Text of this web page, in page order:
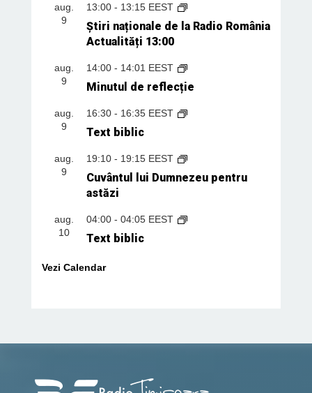
aug.
9
13:00- 13:15 EEST
Știri naționale de la Radio România
Actualități 13:00
aug.
9
14:00- 14:01 EEST
Minutul de reflecție
aug.
9
16:30- 16:35 EEST
Text biblic
aug.
9
19:10- 19:15 EEST
Cuvântul lui Dumnezeu pentru
astăzi
aug.
10
04:00- 04:05 EEST
Text biblic
Vezi Calendar